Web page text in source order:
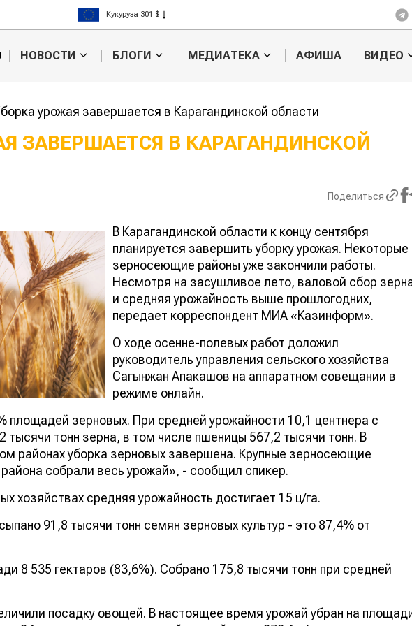
Рис 408 $
Пшеница 423 $
НОВОСТИ БЛОГИ МЕДИАТЕКА АФИША ВИДЕО
урожая завершается в Карагандинской области
ЗАВЕРШАЕТСЯ В КАРАГАНДИНСКОЙ
Поделиться
В Карагандинской области к концу сентября
планируется завершить уборку урожая. Некоторые
зерносеющие районы уже закончили работы.
Несмотря на засушливое лето, валовой сбор
и средняя урожайность выше прошлогодних,
передает корреспондент МИА «Казинформ».
О ходе осенне-полевых работ доложил
руководитель управления сельского хозяйства
Сагынжан Апакашов на аппаратном совещании в
режиме онлайн.
площадей зерновых. При средней урожайности 10,1 центнера с
тысячи тонн зерна, в том числе пшеницы 567,2 тысячи тонн. В
районах уборка зерновых завершена. Крупные зерносеющие
собрали весь урожай», - сообщил спикер.
хозяйствах средняя урожайность достигает 15 ц/га.
91,8 тысячи тонн семян зерновых культур - это 87,4% от
8 535 гектаров (83,6%). Собрано 175,8 тысячи тонн при средней
посадку овощей. В настоящее время урожай убран на
мясного